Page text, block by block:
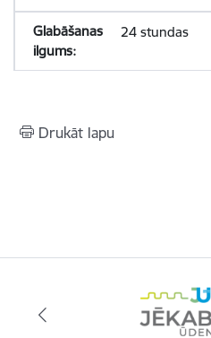
24 stundas
Drukāt lapu